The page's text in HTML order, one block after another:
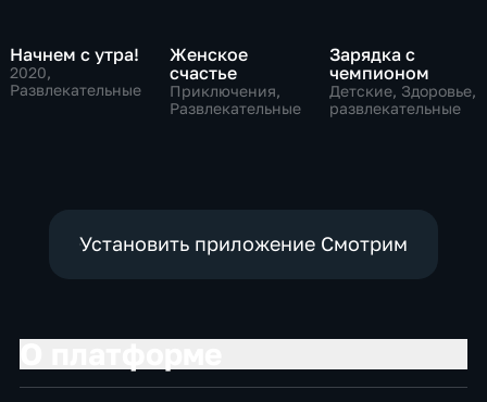
Начнем с утра!
2020,
Развлекательные
Женское
счастье
Приключения,
Развлекательные
Зарядка с
чемпионом
Детские, Здоровье,
развлекательные
Установить приложение Смотрим